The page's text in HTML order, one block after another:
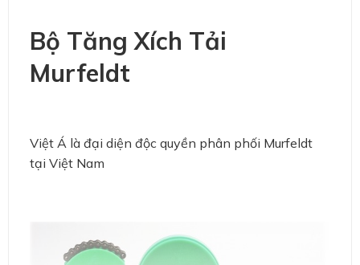
Bộ Tăng Xích Tải
Murfeldt
Việt Á là đại diện độc quyền phân phối Murfeldt
tại Việt Nam